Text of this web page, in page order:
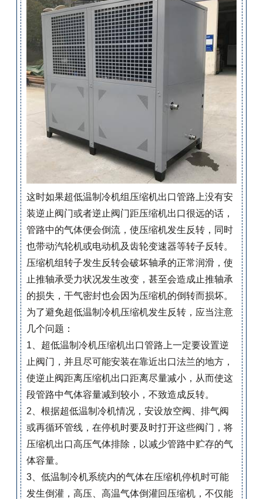
这时如果超低温制冷机组压缩机出口管路上没有安
装逆止阀门或者逆止阀门距压缩机出口很远的话，
管路中的气体便会倒流，使压缩机发生反转，同时
也带动汽轮机或电动机及齿轮变速器等转子反转。
压缩机组转子发生反转会破坏轴承的正常润滑，使
止推轴承受力状况发生改变，甚至会造成止推轴承
的损失，干气密封也会因为压缩机的倒转而损坏。
为了避免超低温制冷机压缩机发生反转，应当注意
几个问题：
1、超低温制冷机压缩机出口管路上一定要设置逆
止阀门，并且尽可能安装在靠近出口法兰的地方，
使逆止阀距离压缩机出口距离尽量减小，从而使这
段管路中气体容量减到较小，不致造成反转。
2、根据超低温制冷机情况，安设放空阀、排气阀
或再循环管线，在停机时要及时打开这些阀门，将
压缩机出口高压气体排除，以减少管路中贮存的气
体容量。
3、低温制冷机系统内的气体在压缩机停机时可能
发生倒灌，高压、高温气体倒灌回压缩机，不仅能